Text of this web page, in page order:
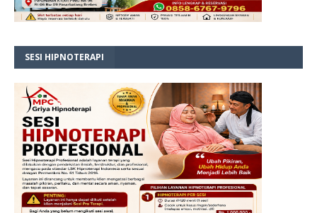
SESI HIPNOTERAPI